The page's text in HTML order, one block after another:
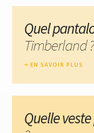
Quel
Timberland ?
EN SAVOIR PLUS
Quelle